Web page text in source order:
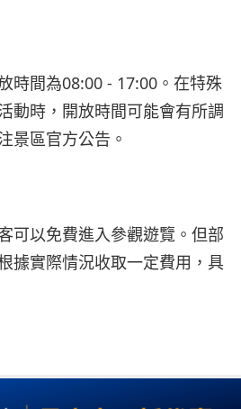
時間為08:00 - 17:00。在特殊
動時，開放時間可能會有所調
景區官方公告。
可以免費進入參觀遊覽。但部
據實際情況收取一定費用，具